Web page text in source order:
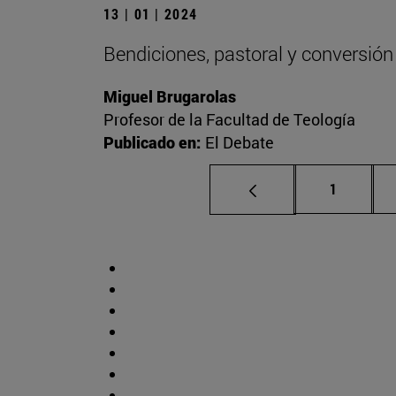
13 | 01 | 2024
Bendiciones, pastoral y conversión
Miguel Brugarolas
Profesor de la Facultad de Teología
Publicado en: El Debate
Página
1